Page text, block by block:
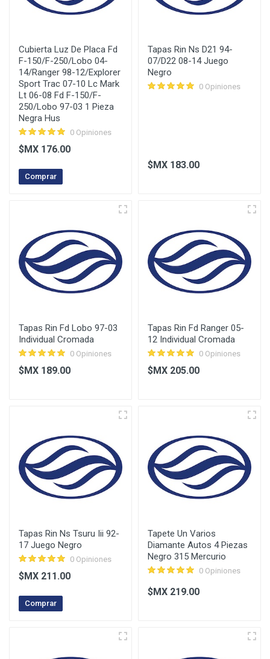
Cubierta Luz De Placa Fd
F-150/F-250/Lobo 04-
14/Ranger 98-12/Explorer
Sport Trac 07-10 Lc Mark
Lt 06-08 Fd F-150/F-
250/Lobo 97-03 1 Pieza
Negra Hus
0 Opiniones
$MX 176.00
Comprar
Tapas Rin Ns D21 94-
07/D22 08-14 Juego
Negro
0 Opiniones
$MX 183.00
Tapas Rin Fd Lobo 97-03
Individual Cromada
0 Opiniones
$MX 189.00
Tapas Rin Fd Ranger 05-
12 Individual Cromada
0 Opiniones
$MX 205.00
Tapas Rin Ns Tsuru Iii 92-
17 Juego Negro
0 Opiniones
$MX 211.00
Comprar
Tapete Un Varios
Diamante Autos 4 Piezas
Negro 315 Mercurio
0 Opiniones
$MX 219.00